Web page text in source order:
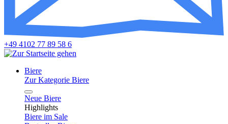
+49 4102 77 89 58 6
Biere
Zur Kategorie Biere
Neue Biere
Highlights
Biere im Sale